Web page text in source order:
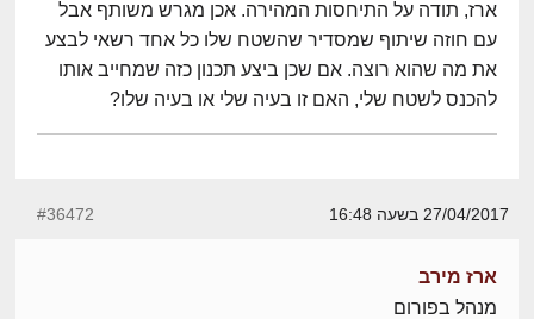
ארז, תודה על התיחסות המהירה. אכן מגרש משותף אבל
עם חוזה שיתוף שמסדיר שהשטח שלו כל אחד רשאי לבצע
את מה שהוא רוצה. אם שכן ביצע תכנון כזה שמחייב אותו
להכנס לשטח שלי, האם זו בעיה שלי או בעיה שלו?
27/04/2017 בשעה 16:48 #36472
ארז מירב
מנהל בפורום